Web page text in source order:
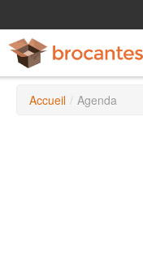
AGENDA DES
Accueil / Agenda